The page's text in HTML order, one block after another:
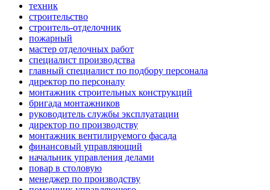
техник
строительство
строитель-отделочник
пожарный
мастер отделочных работ
специалист производства
главный специалист по подбору персонала
директор по персоналу
монтажник строительных конструкций
бригада монтажников
руководитель службы эксплуатации
директор по производству
монтажник вентилируемого фасада
финансовый управляющий
начальник управления делами
повар в столовую
менеджер по производству